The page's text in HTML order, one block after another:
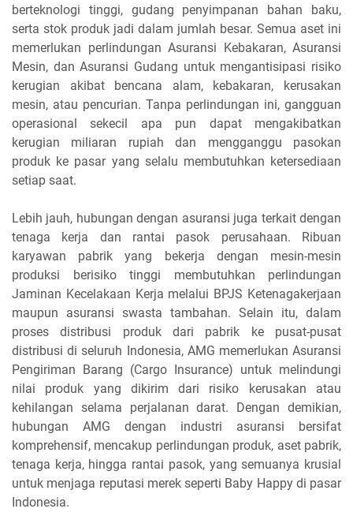
berteknologi tinggi, gudang penyimpanan bahan baku,
serta stok produk jadi dalam jumlah besar. Semua aset ini
memerlukan perlindungan Asuransi Kebakaran, Asuransi
Mesin, dan Asuransi Gudang untuk mengantisipasi risiko
kerugian akibat bencana alam, kebakaran, kerusakan
mesin, atau pencurian. Tanpa perlindungan ini, gangguan
operasional sekecil apa pun dapat mengakibatkan
kerugian miliaran rupiah dan mengganggu pasokan
produk ke pasar yang selalu membutuhkan ketersediaan
setiap saat.
Lebih jauh, hubungan dengan asuransi juga terkait dengan
tenaga kerja dan rantai pasok perusahaan. Ribuan
karyawan pabrik yang bekerja dengan mesin-mesin
produksi berisiko tinggi membutuhkan perlindungan
Jaminan Kecelakaan Kerja melalui BPJS Ketenagakerjaan
maupun asuransi swasta tambahan. Selain itu, dalam
proses distribusi produk dari pabrik ke pusat-pusat
distribusi di seluruh Indonesia, AMG memerlukan Asuransi
Pengiriman Barang (Cargo Insurance) untuk melindungi
nilai produk yang dikirim dari risiko kerusakan atau
kehilangan selama perjalanan darat. Dengan demikian,
hubungan AMG dengan industri asuransi bersifat
komprehensif, mencakup perlindungan produk, aset pabrik,
tenaga kerja, hingga rantai pasok, yang semuanya krusial
untuk menjaga reputasi merek seperti Baby Happy di pasar
Indonesia.